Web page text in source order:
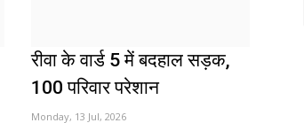
रीवा के वार्ड 5 में बदहाल सड़क,
100 परिवार परेशान
Monday, 13 Jul, 2026